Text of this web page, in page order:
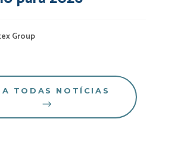
Group
TODAS NOTÍCIAS